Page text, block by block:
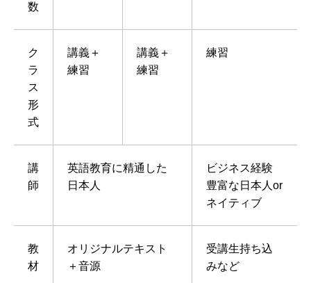
数
ク
ラ
ス
形
式
講義＋
練習
講義＋
練習
練習
講
師
英語教育に精通した
日本人
ビジネス経験
豊富な日本人or
ネイティブ
教
材
オリジナルテキスト
＋音源
受講生持ち込
みなど